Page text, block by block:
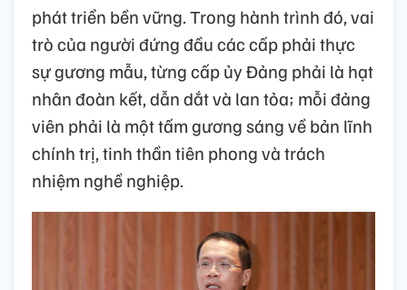
phát triển bền vững. Trong hành trình đó, vai
trò của người đứng đầu các cấp phải thực
sự gương mẫu, từng cấp ủy Đảng phải là hạt
nhân đoàn kết, dẫn dắt và lan tỏa; mỗi đảng
viên phải là một tấm gương sáng về bản lĩnh
chính trị, tinh thần tiên phong và trách
nhiệm nghề nghiệp.